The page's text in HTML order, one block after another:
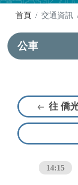
首頁 交通資訊
公車
往 僑
14:15